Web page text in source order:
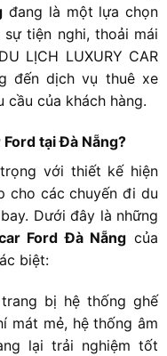
đang là một lựa chọn
tiện nghi, thoải mái
LỊCH LUXURY CAR
đến dịch vụ thuê xe
của khách hàng.
tại Đà Nẵng?
với thiết kế hiện
cho các chuyến đi du
Dưới đây là những
Ford Đà Nẵng của
biệt:
bị hệ thống ghế
mát mẻ, hệ thống âm
lại trải nghiệm tốt